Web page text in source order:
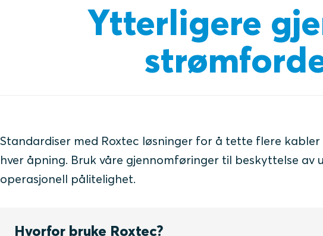
Ytterligere
Standardiser med Roxtec løsninger for å tette flere
hver åpning. Bruk våre gjennomføringer til beskyttelse
operasjonell pålitelighet.
Hvorfor bruke Roxtec?